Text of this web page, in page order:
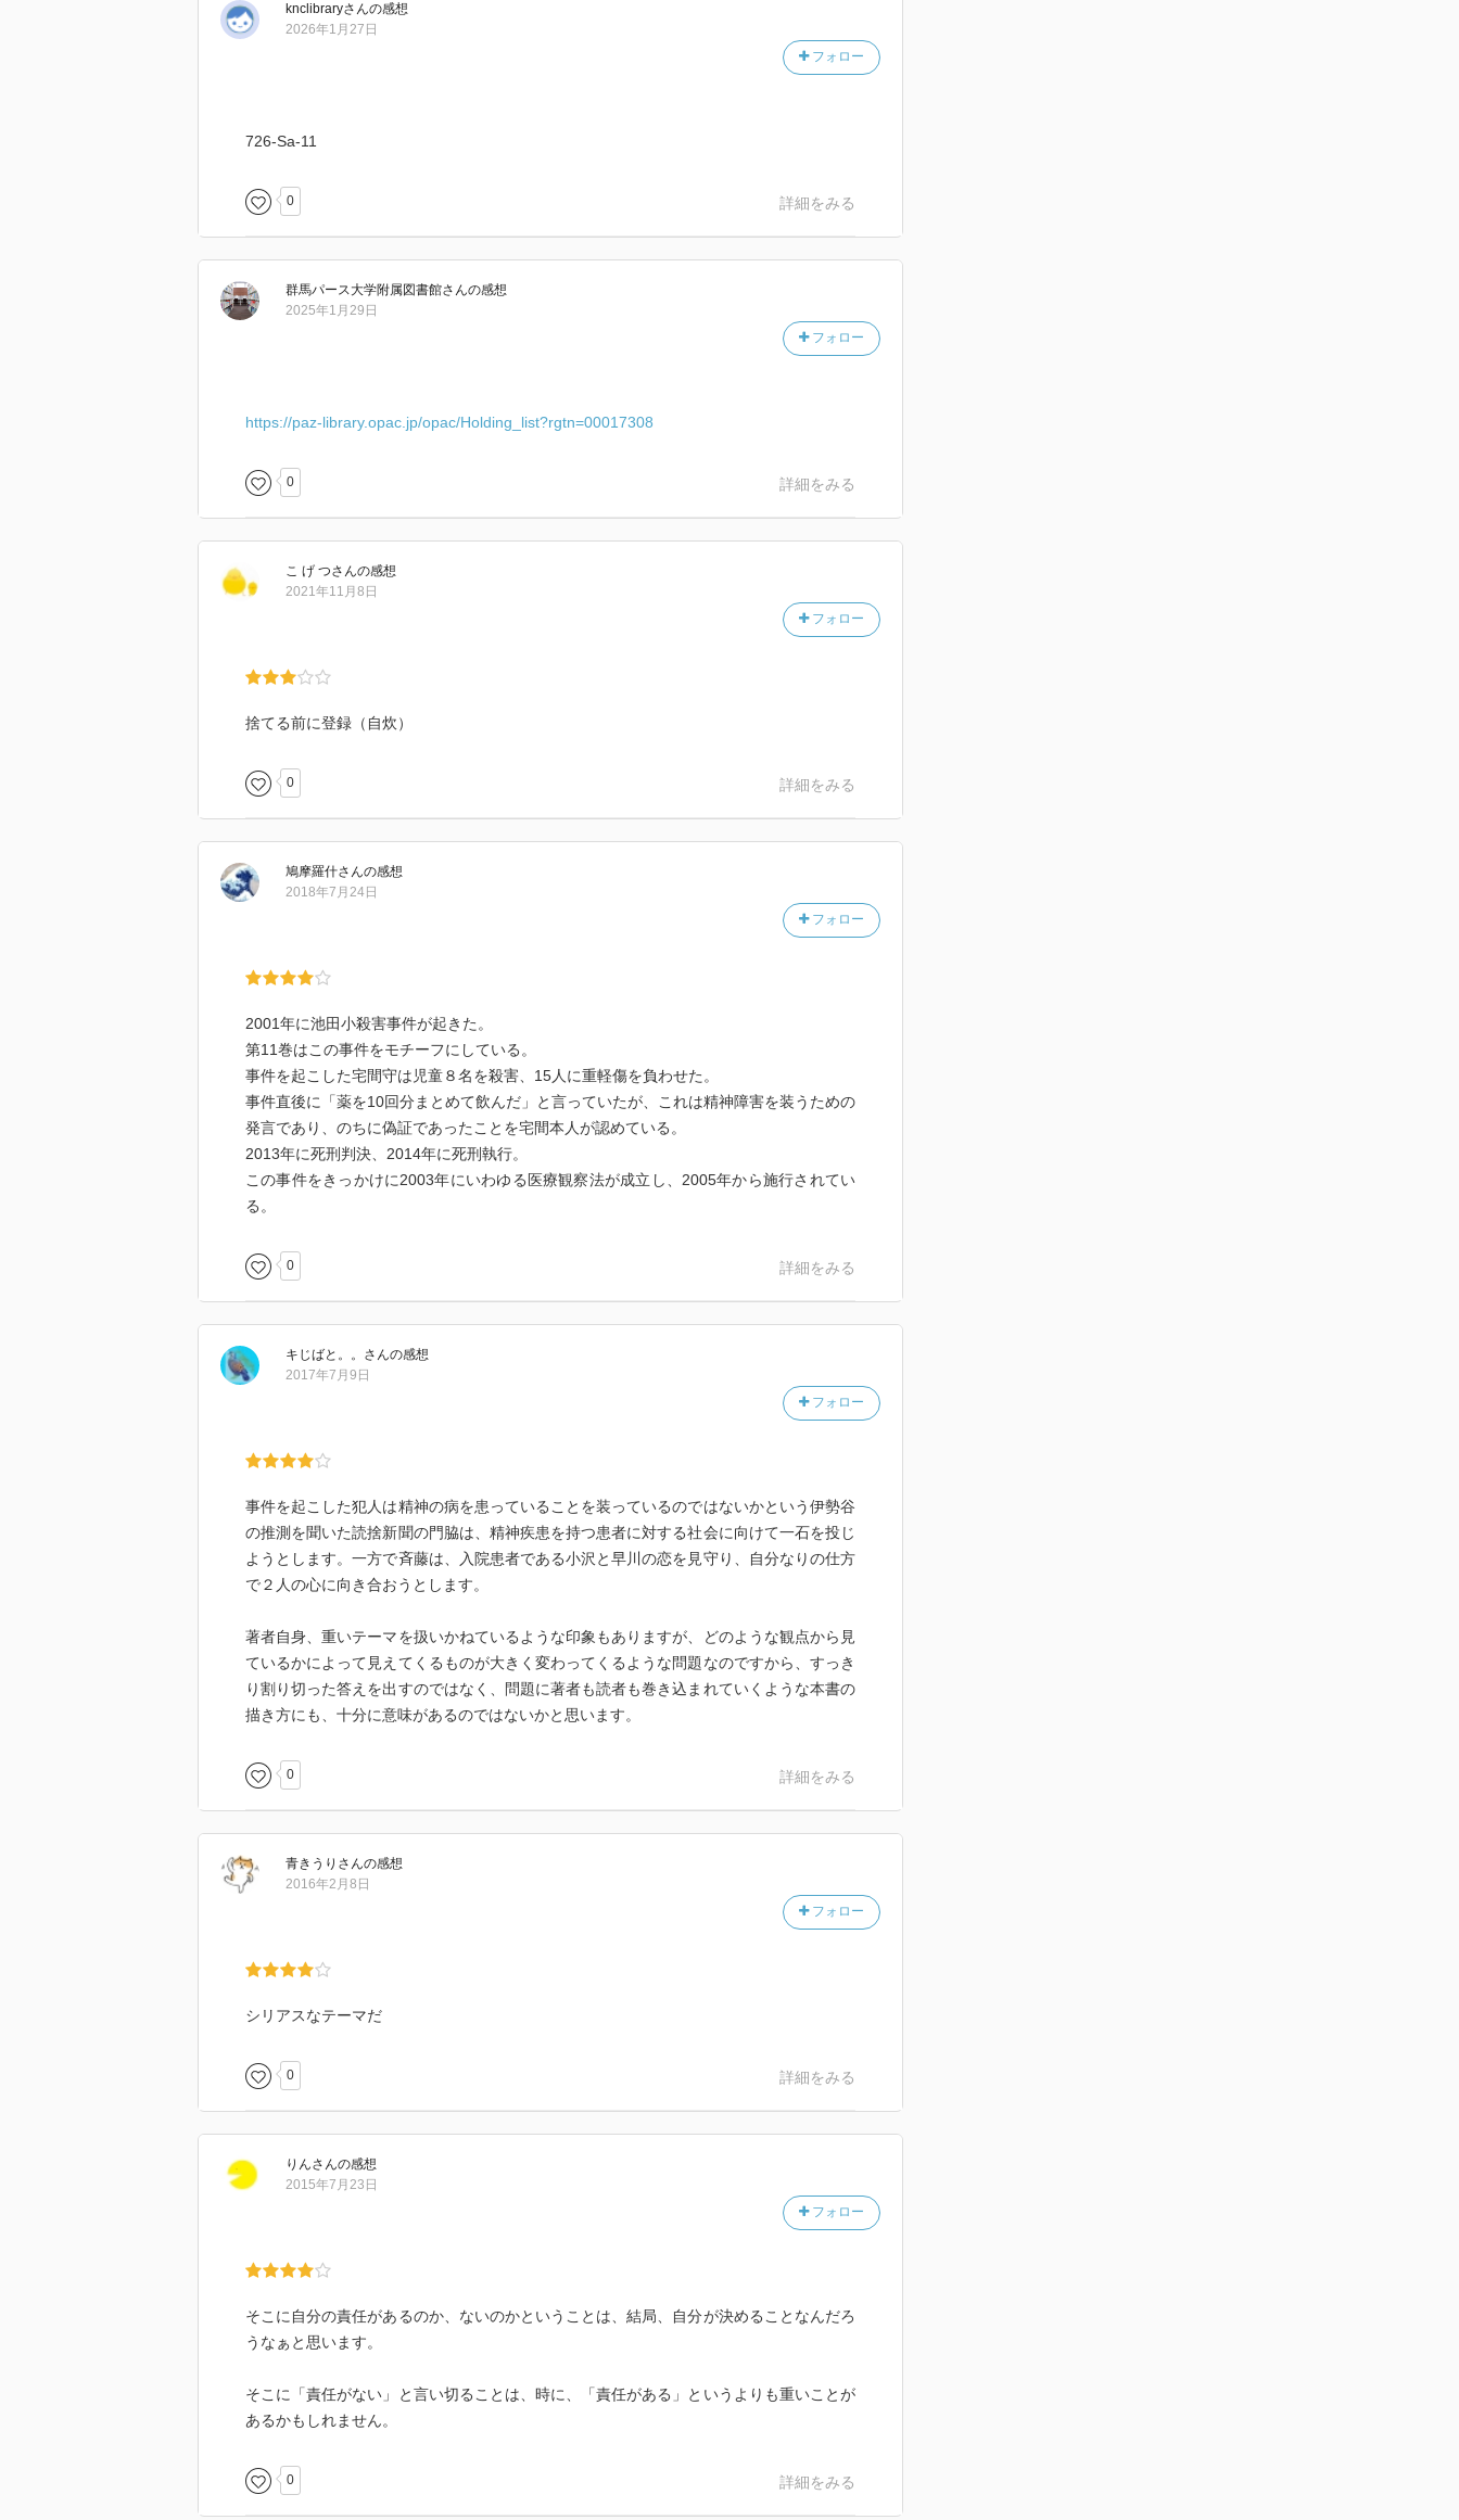
knclibraryさんの感想
フォロー
2026年1月27日
726-Sa-11
0 詳細をみる
群馬パース大学附属図書館さんの感想
フォロー
2025年1月29日
https://paz-library.opac.jp/opac/Holding_list?rgtn=00017308
0 詳細をみる
こ げ つさんの感想
フォロー
2021年11月8日
捨てる前に登録（自炊）
0 詳細をみる
鳩摩羅什さんの感想
フォロー
2018年7月24日
2001年に池田小殺害事件が起きた。
第11巻はこの事件をモチーフにしている。
事件を起こした宅間守は児童８名を殺害、15人に重軽傷を負わせた。
事件直後に「薬を10回分まとめて飲んだ」と言っていたが、これは精神障害を装うための
発言であり、のちに偽証であったことを宅間本人が認めている。
2013年に死刑判決、2014年に死刑執行。
この事件をきっかけに2003年にいわゆる医療観察法が成立し、2005年から施行されてい
る。
0 詳細をみる
キじばと。。 さんの感想
フォロー
2017年7月9日
事件を起こした犯人は精神の病を患っていることを装っているのではないかという伊勢谷
の推測を聞いた読捨新聞の門脇は、精神疾患を持つ患者に対する社会に向けて一石を投じ
ようとします。一方で斉藤は、入院患者である小沢と早川の恋を見守り、自分なりの仕方
で２人の心に向き合おうとします。
著者自身、重いテーマを扱いかねているような印象もありますが、どのような観点から見
ているかによって見えてくるものが大きく変わってくるような問題なのですから、すっき
り割り切った答えを出すのではなく、問題に著者も読者も巻き込まれていくような本書の
描き方にも、十分に意味があるのではないかと思います。
0 詳細をみる
青きうり さんの感想
フォロー
2016年2月8日
シリアスなテーマだ
0 詳細をみる
りんさんの感想
フォロー
2015年7月23日
そこに自分の責任があるのか、ないのかということは、結局、自分が決めることなんだろ
うなぁと思います。
そこに「責任がない」と言い切ることは、時に、「責任がある」というよりも重いことが
あるかもしれません。
0 詳細をみる